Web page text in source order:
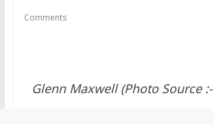
Comments
Glenn Maxwell (Photo Source